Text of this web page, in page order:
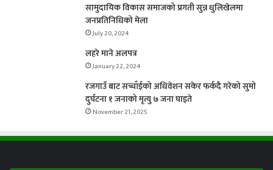
सामुदायिक विकास समाजको प्रगती सुन्न धुलिखेलमा
जनप्रतिनिधिको मेला
July 20, 2024
लहरे माने अलपत्र
January 22, 2024
रजगाउँ बाट सच्चाँईको अधिवेशन सकेर फर्कदै गरेको सुमो
दुर्घटना १ जनाको मृत्यु ७ जना घाइते
November 21, 2025